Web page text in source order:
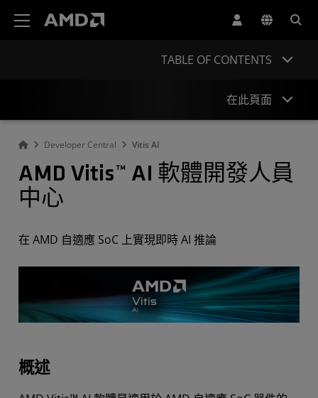
TABLE OF CONTENTS
Developer Central Vitis AI
AMD Vitis™ AI 軟體開發人員
中心
在 AMD 自適應 SoC 上實現即時 AI 推論
概述
在此頁面
開發流程
掌握最新動態